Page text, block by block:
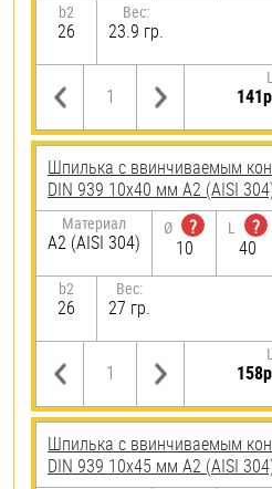
b2
26
Вес:
23.9 гр.
Шпилька c ввинчиваемым
DIN 939 10х40 мм А2 (AISI
Материал
А2 (AISI 304)
Ø
?
10
L
?
40
b2
26
Вес:
27 гр.
Шпилька c ввинчиваемым
DIN 939 10х45 мм А2 (AISI